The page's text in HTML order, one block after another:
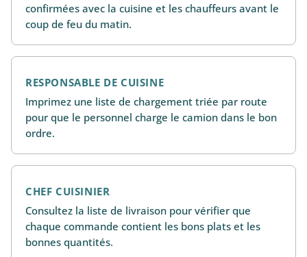
confirmées avec la cuisine et les chauffeurs avant le
coup de feu du matin.
RESPONSABLE DE CUISINE
Imprimez une liste de chargement triée par route
pour que le personnel charge le camion dans le bon
ordre.
CHEF CUISINIER
Consultez la liste de livraison pour vérifier que
chaque commande contient les bons plats et les
bonnes quantités.